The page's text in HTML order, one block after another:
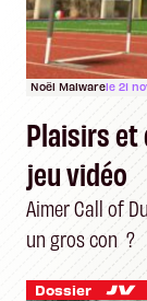
Noël Malwarele 21
Plaisirs et
jeu vidéo
Aimer Call of
un gros con ?
Dossier